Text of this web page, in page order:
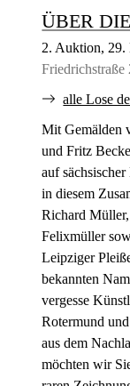
ÜBER
2. Auktion, 29.
alle Lose
Mit Gemälden
und Fritz
auf
in diesem
Richard
Felixmüller
Leipziger
bekannten
vergesse
Rotermund
aus dem
möchten wir